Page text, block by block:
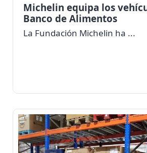
Michelin equipa los
Banco de Alimentos
La Fundación Michelin ha ...